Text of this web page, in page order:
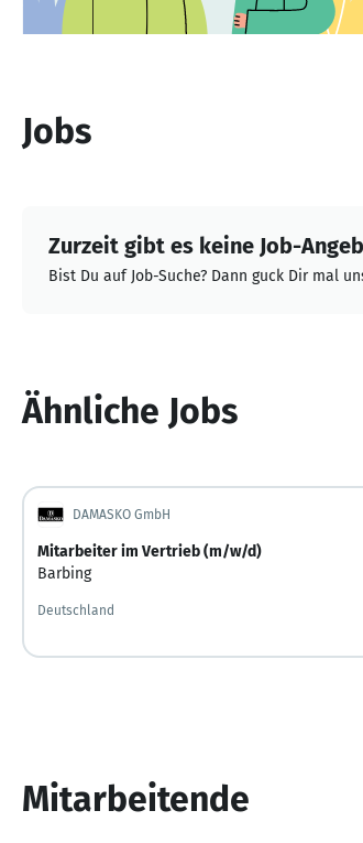
Jobs
Zurzeit gibt es keine Job-
Bist Du auf Job-Suche? Dann guck Dir mal
Ähnliche Jobs
DAMASKO GmbH
Mitarbeiter im Vertrieb (m/w/d)
Barbing
Deutschland
Mitarbeitende